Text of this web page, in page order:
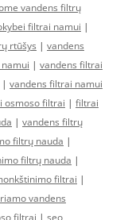
vandens filtrų
filtrai namui |
rtūšys | vandens
| vandens filtrai
| vandens filtrai namui
osmoso filtrai | filtrai
| vandens filtrų
filtrų nauda |
filtrų nauda |
filtrai |
vandens
filtrai | seo